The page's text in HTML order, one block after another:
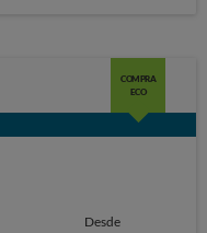
COMPRA
ECO
Desde